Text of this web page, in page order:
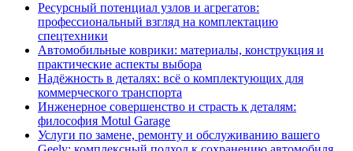
Ресурсный потенциал узлов и агрегатов:
профессиональный взгляд на комплектацию
спецтехники
Автомобильные коврики: материалы, конструкция и
практические аспекты выбора
Надёжность в деталях: всё о комплектующих для
коммерческого транспорта
Инженерное совершенство и страсть к деталям:
философия Motul Garage
Услуги по замене, ремонту и обслуживанию вашего